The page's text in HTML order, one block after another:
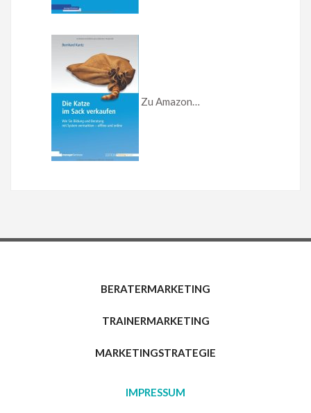
Zu Amazon…
BERATERMARKETING
TRAINERMARKETING
MARKETINGSTRATEGIE
IMPRESSUM